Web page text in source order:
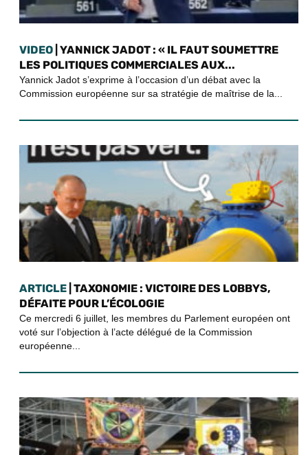
VIDEO | YANNICK JADOT : « IL FAUT SOUMETTRE
LES POLITIQUES COMMERCIALES AUX...
Yannick Jadot s’exprime à l’occasion d’un débat avec la
Commission européenne sur sa stratégie de maîtrise de la...
ARTICLE | TAXONOMIE : VICTOIRE DES LOBBYS,
DÉFAITE POUR L’ÉCOLOGIE
Ce mercredi 6 juillet, les membres du Parlement européen ont
voté sur l’objection à l’acte délégué de la Commission
européenne...